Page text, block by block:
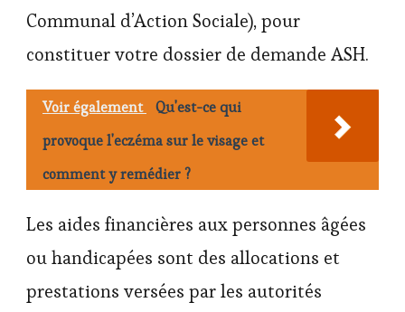
Communal d’Action Sociale), pour
constituer votre dossier de demande ASH.
Voir également
Qu'est-ce qui
provoque l'eczéma sur le visage et
comment y remédier ?
Les aides financières aux personnes âgées
ou handicapées sont des allocations et
prestations versées par les autorités